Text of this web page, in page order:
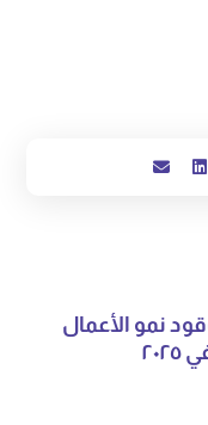
نمو الأعمال